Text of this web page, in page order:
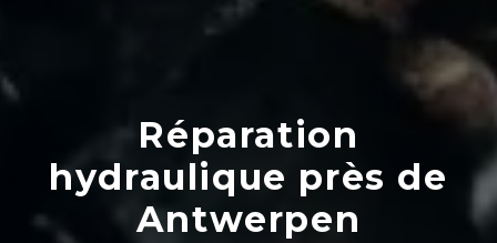
Réparation
hydraulique près de
Antwerpen